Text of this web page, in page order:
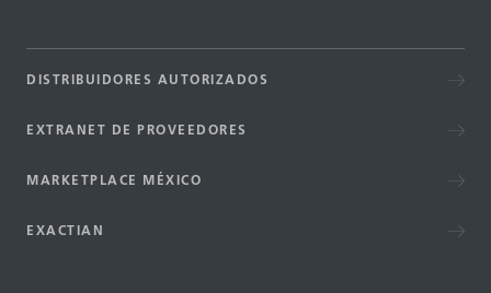
DISTRIBUIDORES AUTORIZADOS
EXTRANET DE PROVEEDORES
MARKETPLACE MÉXICO
EXACTIAN